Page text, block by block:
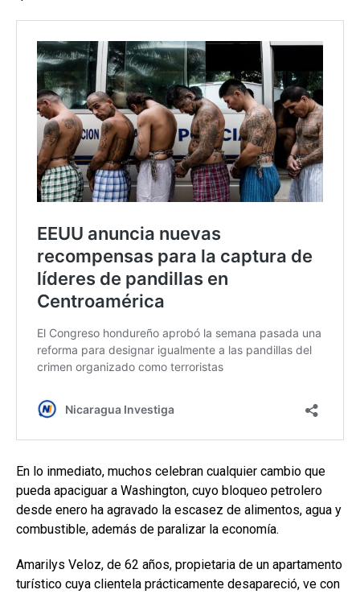
En lo inmediato, muchos celebran cualquier cambio que
pueda apaciguar a Washington, cuyo bloqueo petrolero
desde enero ha agravado la escasez de alimentos, agua y
combustible, además de paralizar la economía.
Amarilys Veloz, de 62 años, propietaria de un apartamento
turístico cuya clientela prácticamente desapareció, ve con